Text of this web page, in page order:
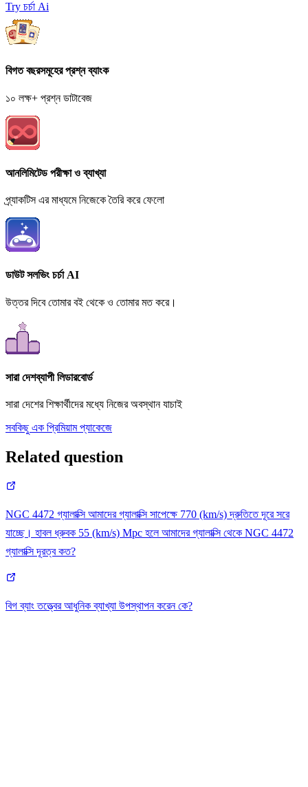
Try চর্চা Ai
বিগত বছরসমূহের প্রশ্ন ব্যাংক
১০ লক্ষ+ প্রশ্ন ডাটাবেজ
আনলিমিটেড পরীক্ষা ও ব্যাখ্যা
প্র্যাকটিস এর মাধ্যমে নিজেকে তৈরি করে ফেলো
ডাউট সলভিং চর্চা AI
উত্তর দিবে তোমার বই থেকে ও তোমার মত করে।
সারা দেশব্যাপী লিডারবোর্ড
সারা দেশের শিক্ষার্থীদের মধ্যে নিজের অবস্থান যাচাই
সবকিছু এক প্রিমিয়াম প্যাকেজে
Related question
NGC 4472 গ্যালাক্সি আমাদের গ্যালাক্সি সাপেক্ষে 770 (km/s) দ্রুতিতে দূরে সরে
যাচ্ছে। হাবল ধ্রুবক 55 (km/s) Mpc হলে আমাদের গ্যালাক্সি থেকে NGC 4472
গ্যালাক্সি দূরত্ব কত?
বিগ ব্যাং তত্ত্বের আধুনিক ব্যাখ্যা উপস্থাপন করেন কে?